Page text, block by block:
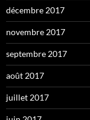
décembre 2017
novembre 2017
septembre 2017
août 2017
juillet 2017